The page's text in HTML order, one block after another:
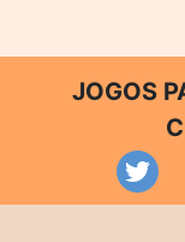
JOGOS